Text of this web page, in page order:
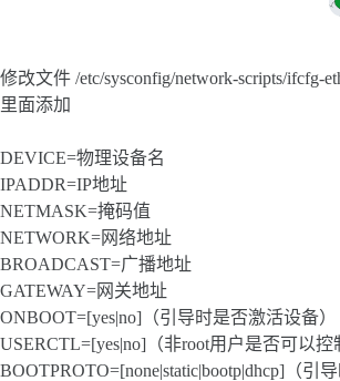
修改文件 /etc/sysconfig/network-scripts/ifcfg-
里面添加
DEVICE=物理设备名
IPADDR=IP地址
NETMASK=掩码值
NETWORK=网络地址
BROADCAST=广播地址
GATEWAY=网关地址
ONBOOT=[yes|no]（引导时是否激活设备）
USERCTL=[yes|no]（非root用户是否可以控
BOOTPROTO=[none|static|bootp|dhcp]（引